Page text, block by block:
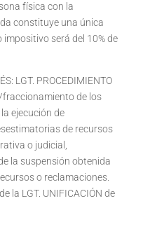
física con la
constituye una única
impositivo será del 10% de
LGT. PROCEDIMIENTO
fraccionamiento de los
ejecución de
de recursos
o judicial,
la suspensión obtenida
o reclamaciones.
la LGT. UNIFICACIÓN de